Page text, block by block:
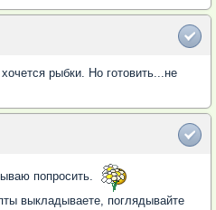
рыбки. Но готовить...не
попросить.
выкладываете, поглядывайте